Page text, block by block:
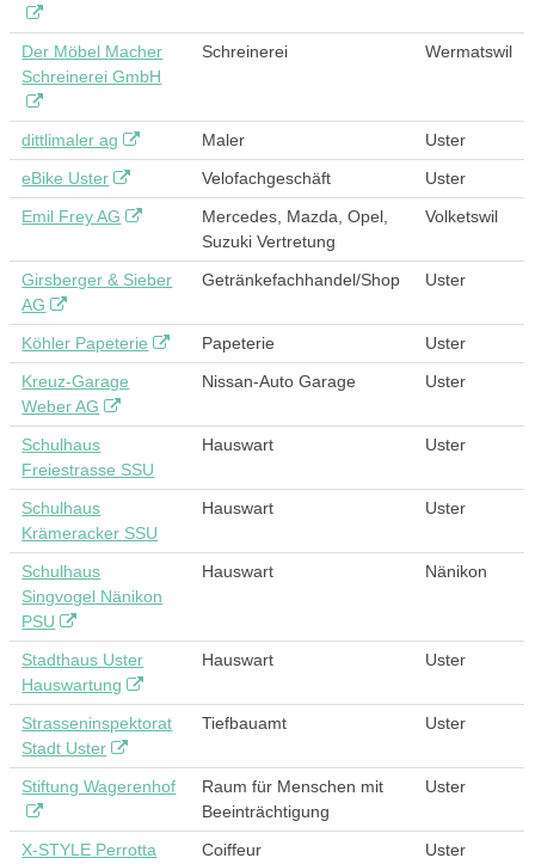
Der Möbel Macher
Schreinerei GmbH
Schreinerei Wermatswil
dittlimaler ag Maler
Uster
eBike Uster
Velofachgeschäft
Uster
Emil Frey AG
Mercedes, Mazda, Opel,
Suzuki Vertretung
Volketswil
Girsberger & Sieber
AG
Getränkefachhandel/Shop Uster
Köhler Papeterie Papeterie
Uster
Kreuz-Garage
Weber AG
Nissan-Auto Garage Uster
Schulhaus
Freiestrasse SSU
Hauswart Uster
Schulhaus
Krämeracker SSU
Hauswart Uster
Schulhaus
Singvogel Nänikon
PSU
Hauswart Nänikon
Stadthaus Uster
Hauswartung
Hauswart Uster
Strasseninspektorat
Stadt Uster
Tiefbauamt Uster
Stiftung Wagerenhof
Raum für Menschen mit
Beeinträchtigung
Uster
X-STYLE Perrotta
Coiffeur Uster